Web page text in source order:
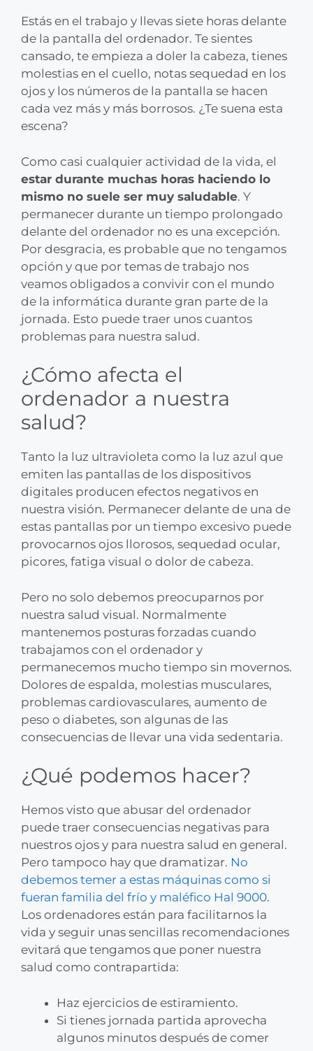
Estás en el trabajo y llevas siete horas delante
de la pantalla del ordenador. Te sientes
cansado, te empieza a doler la cabeza, tienes
molestias en el cuello, notas sequedad en los
ojos y los números de la pantalla se hacen
cada vez más y más borrosos. ¿Te suena esta
escena?
Como casi cualquier actividad de la vida, el
estar durante muchas horas haciendo lo
mismo no suele ser muy saludable. Y
permanecer durante un tiempo prolongado
delante del ordenador no es una excepción.
Por desgracia, es probable que no tengamos
opción y que por temas de trabajo nos
veamos obligados a convivir con el mundo
de la informática durante gran parte de la
jornada. Esto puede traer unos cuantos
problemas para nuestra salud.
¿Cómo afecta el
ordenador a nuestra
salud?
Tanto la luz ultravioleta como la luz azul que
emiten las pantallas de los dispositivos
digitales producen efectos negativos en
nuestra visión. Permanecer delante de una de
estas pantallas por un tiempo excesivo puede
provocarnos ojos llorosos, sequedad ocular,
picores, fatiga visual o dolor de cabeza.
Pero no solo debemos preocuparnos por
nuestra salud visual. Normalmente
mantenemos posturas forzadas cuando
trabajamos con el ordenador y
permanecemos mucho tiempo sin movernos.
Dolores de espalda, molestias musculares,
problemas cardiovasculares, aumento de
peso o diabetes, son algunas de las
consecuencias de llevar una vida sedentaria.
¿Qué podemos hacer?
Hemos visto que abusar del ordenador
puede traer consecuencias negativas para
nuestros ojos y para nuestra salud en general.
Pero tampoco hay que dramatizar. No
debemos temer a estas máquinas como si
fueran familia del frío y maléfico Hal 9000.
Los ordenadores están para facilitarnos la
vida y seguir unas sencillas recomendaciones
evitará que tengamos que poner nuestra
salud como contrapartida:
Haz ejercicios de estiramiento.
Si tienes jornada partida aprovecha
algunos minutos después de comer